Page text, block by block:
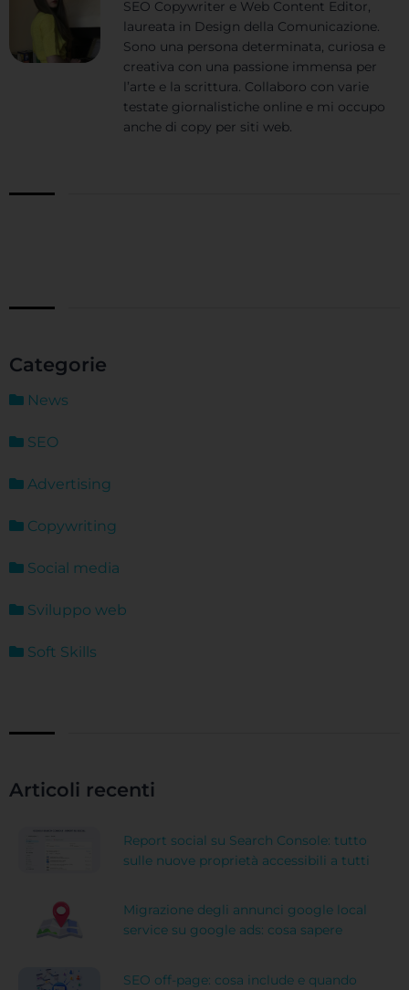
SEO Copywriter e Web Content Editor,
laureata in Design della Comunicazione.
Sono una persona determinata, curiosa e
creativa con una passione immensa per
l’arte e la scrittura. Collaboro con varie
testate giornalistiche online e mi occupo
anche di copy per siti web.
Categorie
News
SEO
Advertising
Copywriting
Social media
Sviluppo web
Soft Skills
Articoli recenti
Report social su Search Console: tutto
sulle nuove proprietà accessibili a tutti
Migrazione degli annunci google local
service su google ads: cosa sapere
SEO off-page: cosa include e quando